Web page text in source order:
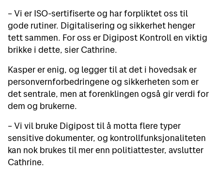
– Vi er ISO-sertifiserte og har forpliktet oss til
gode rutiner. Digitalisering og sikkerhet henger
tett sammen. For oss er Digipost Kontroll en viktig
brikke i dette, sier Cathrine.
Kasper er enig, og legger til at det i hovedsak er
personvernforbedringene og sikkerheten som er
det sentrale, men at forenklingen også gir verdi for
dem og brukerne.
– Vi vil bruke Digipost til å motta flere typer
sensitive dokumenter, og kontrollfunksjonaliteten
kan nok brukes til mer enn politiattester, avslutter
Cathrine.